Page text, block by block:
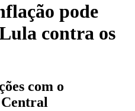
pode
contra os
com o
Central